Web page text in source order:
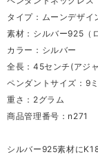
タイプ：ムーンデザ
素材：シルバー925（
カラー：シルバー
全長：45センチ(アジ
ペンダントサイズ：9
重さ：2グラム
商品管理番号：n271
シルバー925素材に